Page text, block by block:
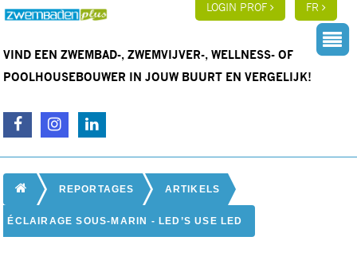
LOGIN PROF FR
VIND EEN ZWEMBAD-, ZWEMVIJVER-, WELLNESS- OF
POOLHOUSEBOUWER IN JOUW BUURT EN VERGELIJK!
REPORTAGES ARTIKELS
ÉCLAIRAGE SOUS-MARIN - LED’S USE LED